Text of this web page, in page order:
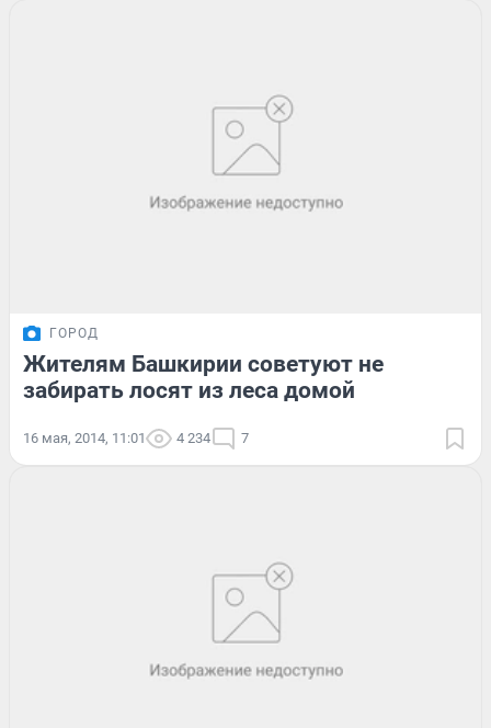
ГОРОД
Жителям Башкирии советуют не
забирать лосят из леса домой
16 мая, 2014, 11:01 4 234 7